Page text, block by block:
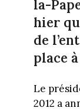
la-
hier
de
place
Le
2012 a